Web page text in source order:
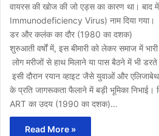
वायरस की खोज की जो एड्स का कारण था।
Immunodeficiency Virus) नाम दिया गया।
डर और कलंक का दौर (1980 का दशक)
शुरुआती वर्षों में, इस बीमारी को लेकर समाज में
लोग मरीजों से हाथ मिलाने या पास बैठने में भी
इसी दौरान रयान व्हाइट जैसे युवाओं और
के प्रति जागरूकता फैलाने में बड़ी भूमिका निभाई।
ART का उदय (1990 का दशक)…
Read More »